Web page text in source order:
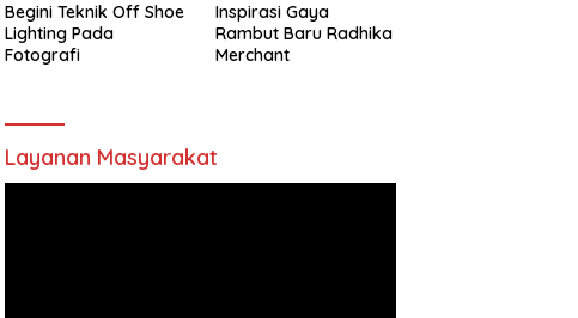
Begini Teknik Off Shoe
Lighting Pada
Fotografi
Inspirasi Gaya
Rambut Baru Radhika
Merchant
Layanan Masyarakat